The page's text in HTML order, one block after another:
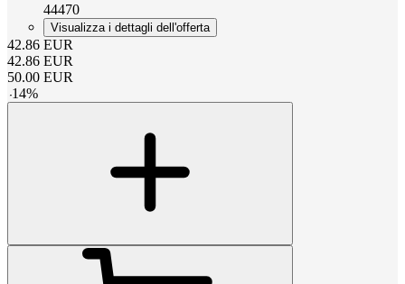
44470
Visualizza i dettagli dell'offerta
42.86 EUR
42.86 EUR
50.00 EUR
-14%